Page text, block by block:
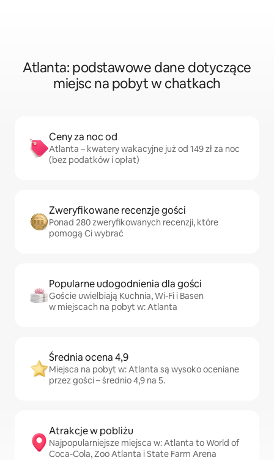
Atlanta: podstawowe dane dotyczące
miejsc na pobyt w chatkach
Ceny za noc od
Atlanta – kwatery wakacyjne już od 149 zł za noc
(bez podatków i opłat)
Zweryfikowane recenzje gości
Ponad 280 zweryfikowanych recenzji, które
pomogą Ci wybrać
Popularne udogodnienia dla gości
Goście uwielbiają Kuchnia, Wi-Fi i Basen
w miejscach na pobyt w: Atlanta
Średnia ocena 4,9
Miejsca na pobyt w: Atlanta są wysoko oceniane
przez gości – średnio 4,9 na 5.
Atrakcje w pobliżu
Najpopularniejsze miejsca w: Atlanta to World of
Coca-Cola, Zoo Atlanta i State Farm Arena